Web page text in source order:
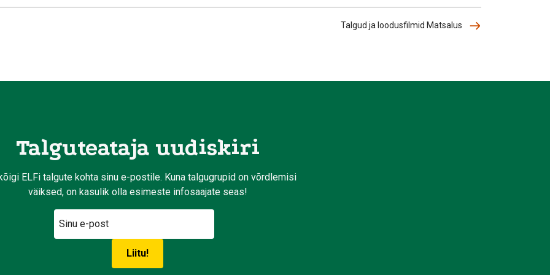
Talgud ja loodusfilmid Matsalus
Talguteataja uudiskiri
ELFi talgute kohta sinu e-postile. Kuna talgugrupid on võrdlemisi
väiksed, on kasulik olla esimeste infosaajate seas!